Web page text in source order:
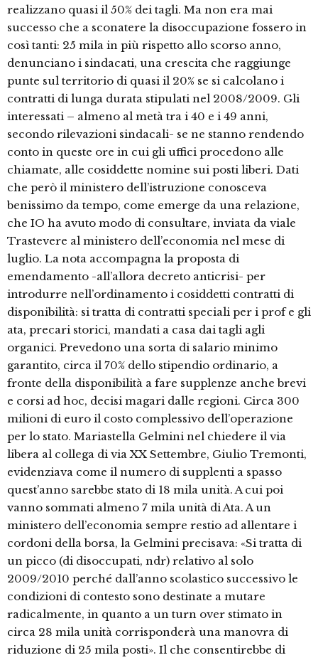
realizzano quasi il 50% dei tagli. Ma non era mai
successo che a sconatere la disoccupazione fossero in
così tanti: 25 mila in più rispetto allo scorso anno,
denunciano i sindacati, una crescita che raggiunge
punte sul territorio di quasi il 20% se si calcolano i
contratti di lunga durata stipulati nel 2008/2009. Gli
interessati – almeno al metà tra i 40 e i 49 anni,
secondo rilevazioni sindacali- se ne stanno rendendo
conto in queste ore in cui gli uffici procedono alle
chiamate, alle cosiddette nomine sui posti liberi. Dati
che però il ministero dell’istruzione conosceva
benissimo da tempo, come emerge da una relazione,
che IO ha avuto modo di consultare, inviata da viale
Trastevere al ministero dell’economia nel mese di
luglio. La nota accompagna la proposta di
emendamento -all’allora decreto anticrisi- per
introdurre nell’ordinamento i cosiddetti contratti di
disponibilità: si tratta di contratti speciali per i prof e gli
ata, precari storici, mandati a casa dai tagli agli
organici. Prevedono una sorta di salario minimo
garantito, circa il 70% dello stipendio ordinario, a
fronte della disponibilità a fare supplenze anche brevi
e corsi ad hoc, decisi magari dalle regioni. Circa 300
milioni di euro il costo complessivo dell’operazione
per lo stato. Mariastella Gelmini nel chiedere il via
libera al collega di via XX Settembre, Giulio Tremonti,
evidenziava come il numero di supplenti a spasso
quest’anno sarebbe stato di 18 mila unità. A cui poi
vanno sommati almeno 7 mila unità di Ata. A un
ministero dell’economia sempre restio ad allentare i
cordoni della borsa, la Gelmini precisava: «Si tratta di
un picco (di disoccupati, ndr) relativo al solo
2009/2010 perché dall’anno scolastico successivo le
condizioni di contesto sono destinate a mutare
radicalmente, in quanto a un turn over stimato in
circa 28 mila unità corrisponderà una manovra di
riduzione di 25 mila posti». Il che consentirebbe di